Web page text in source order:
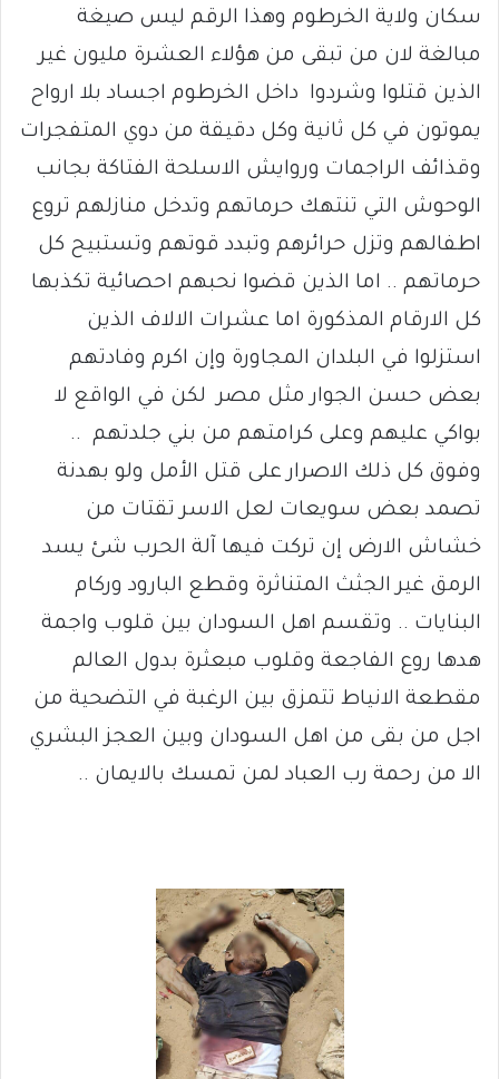
سكان ولاية الخرطوم وهذا الرقم ليس صيغة
مبالغة لان من تبقى من هؤلاء العشرة مليون غير
الذين قتلوا وشردوا داخل الخرطوم اجساد بلا ارواح
يموتون في كل ثانية وكل دقيقة من دوي المتفجرات
وقذائف الراجمات وروايش الاسلحة الفتاكة بجانب
الوحوش التي تنتهك حرماتهم وتدخل منازلهم تروع
اطفالهم وتزل حرائرهم وتبدد قوتهم وتستبيح كل
حرماتهم .. اما الذين قضوا نحبهم احصائية تكذبها
كل الارقام المذكورة اما عشرات الالاف الذين
استزلوا في البلدان المجاورة وإن اكرم وفادتهم
بعض حسن الجوار مثل مصر لكن في الواقع لا
بواكي عليهم وعلى كرامتهم من بني جلدتهم ..
وفوق كل ذلك الاصرار على قتل الأمل ولو بهدنة
تصمد بعض سويعات لعل الاسر تقتات من
خشاش الارض إن تركت فيها آلة الحرب شئ يسد
الرمق غير الجثث المتناثرة وقطع البارود وركام
البنايات .. وتقسم اهل السودان بين قلوب واجمة
هدها روع الفاجعة وقلوب مبعثرة بدول العالم
مقطعة الانياط تتمزق بين الرغبة في التضحية من
اجل من بقى من اهل السودان وبين العجز البشري
الا من رحمة رب العباد لمن تمسك بالايمان ..